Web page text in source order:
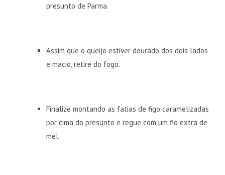
presunto de Parma.
Assim que o queijo estiver dourado dos dois lados
e macio, retire do fogo.
Finalize montando as fatias de figo caramelizadas
por cima do presunto e regue com um fio extra de
mel.